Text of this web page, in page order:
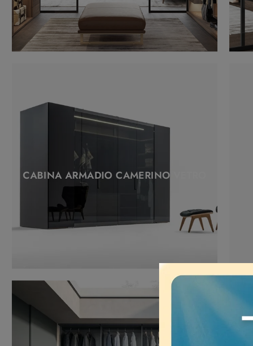
CABINA ARMADIO CAMERINO VETRO